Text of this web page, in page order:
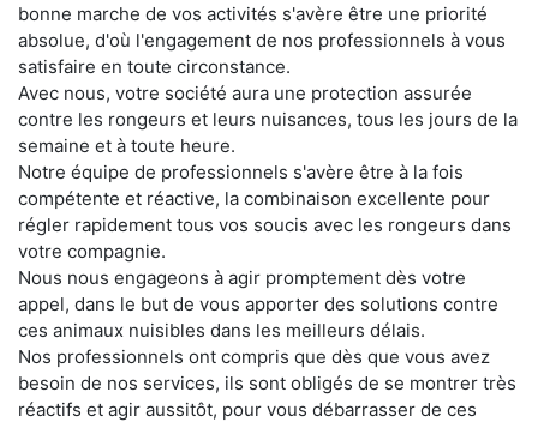
bonne marche de vos activités s'avère être une priorité
absolue, d'où l'engagement de nos professionnels à vous
satisfaire en toute circonstance.
Avec nous, votre société aura une protection assurée
contre les rongeurs et leurs nuisances, tous les jours de la
semaine et à toute heure.
Notre équipe de professionnels s'avère être à la fois
compétente et réactive, la combinaison excellente pour
régler rapidement tous vos soucis avec les rongeurs dans
votre compagnie.
Nous nous engageons à agir promptement dès votre
appel, dans le but de vous apporter des solutions contre
ces animaux nuisibles dans les meilleurs délais.
Nos professionnels ont compris que dès que vous avez
besoin de nos services, ils sont obligés de se montrer très
réactifs et agir aussitôt, pour vous débarrasser de ces